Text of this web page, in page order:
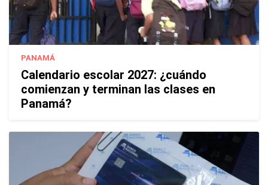
PANAMÁ
Calendario escolar 2027: ¿cuándo
comienzan y terminan las clases en
Panamá?